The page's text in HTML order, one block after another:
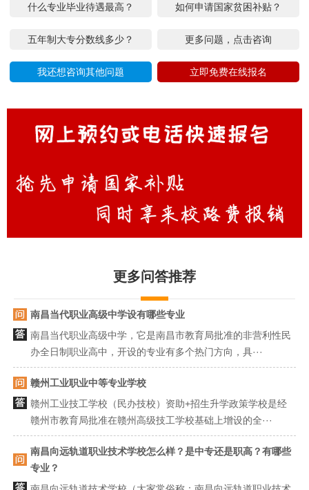
什么专业毕业待遇最高？ 如何申请国家贫困补贴？
五年制大专分数线多少？ 更多问题，点击咨询
我还想咨询其他问题 立即免费在线报名
更多问答推荐
南昌当代职业高级中学设有哪些专业
南昌当代职业高级中学，它是南昌市教育局批准的非营利性民
办全日制职业高中，开设的专业有多个热门方向，具···
赣州工业职业中等专业学校
赣州工业技工学校（民办技校）资助+招生升学政策学校是经
赣州市教育局批准在赣州高级技工学校基础上增设的全···
南昌向远轨道职业技术学校怎么样？是中专还是职高？有哪些
专业？